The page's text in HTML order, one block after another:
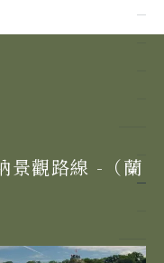
景觀路線 -（蘭